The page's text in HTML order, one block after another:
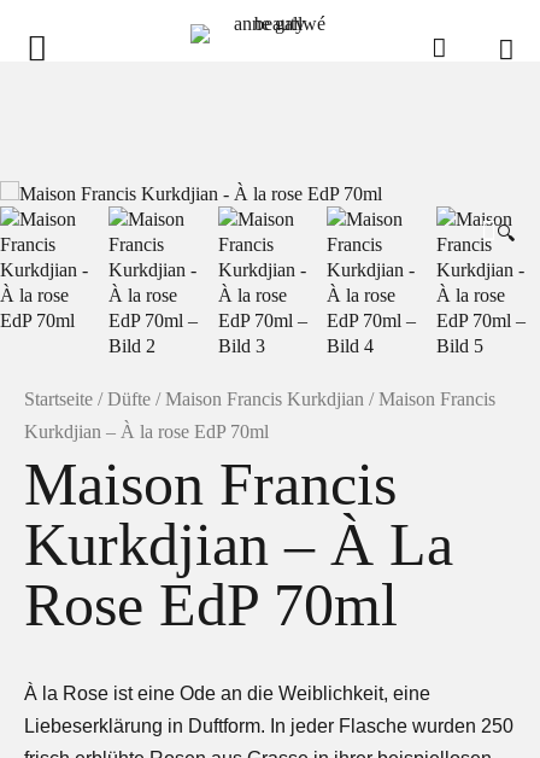
Shop
Düfte
Pflege
Raumdüfte
Marken
Kontakt
FacebookInstagram
🔍
Startseite /Düfte /Maison Francis Kurkdjian / Maison Francis
Kurkdjian – À la rose EdP 70ml
Maison Francis
Kurkdjian – À La
Rose EdP 70ml
À la Rose ist eine Ode an die Weiblichkeit, eine
Liebeserklärung in Duftform. In jeder Flasche wurden 250